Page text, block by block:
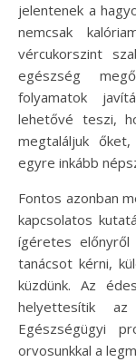
jelentenek a
nemcsak
vércukorszint
egészség
folyamatok
lehetővé teszi,
megtaláljuk
egyre inkább
Fontos azonban
kapcsolatos
ígéretes előnyről
tanácsot kérni,
küzdünk. Az
helyettesítik
Egészségügyi
orvosunkkal a